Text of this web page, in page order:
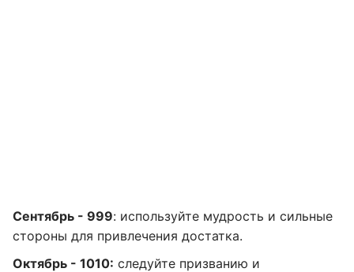
Сентябрь - 999: используйте мудрость и сильные
стороны для привлечения достатка.
Октябрь - 1010: следуйте призванию и